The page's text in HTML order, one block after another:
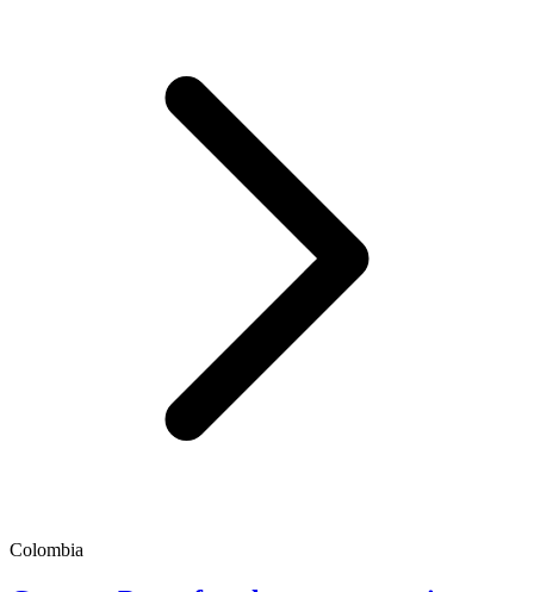
Colombia